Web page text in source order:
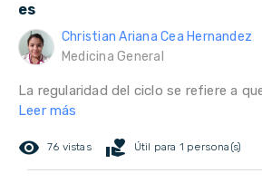
es
Christian Ariana Cea Hernandez
Medicina General
La regularidad del ciclo se refiere a
Leer más
remove_red_eye 76 vistas volunteer_activism Útil para 1 persona(s)